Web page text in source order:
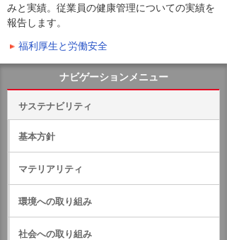
みと実績。従業員の健康管理についての実績を
報告します。
福利厚生と労働安全
ナビゲーションメニュー
サステナビリティ
基本方針
マテリアリティ
環境への取り組み
社会への取り組み